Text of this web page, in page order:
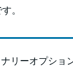
。
リーオプショ